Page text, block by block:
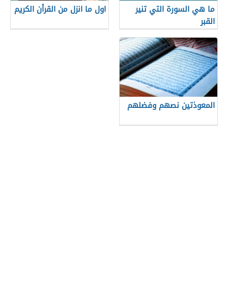
ما هي السورة التي تنير
القبر
اول ما انزل من القرأن الكريم
المعوذتين نصهم وفضلهم